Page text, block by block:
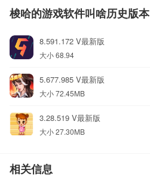
梭哈的游戏软件叫啥历史版本
8.591.172 V最新版
大小 68.94
5.677.985 V最新版
大小 72.45MB
3.28.519 V最新版
大小 27.30MB
相关信息